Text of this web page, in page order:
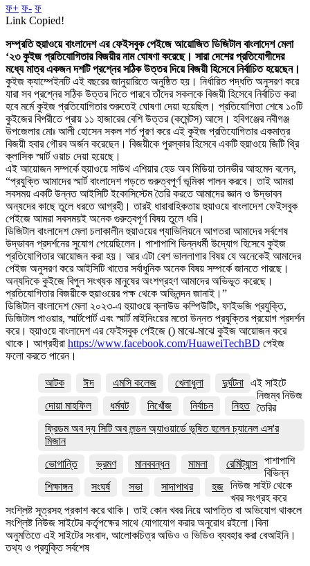
ফ+ ফ- ফ
Link Copied!
সম্প্রতি হুয়াওয়ে বাংলাদেশ এর ফেইসবুক পেইজে আয়োজিত ডিজিটাল বাংলাদেশ মেলা
‘২৩ কুইজ প্রতিযোগিতার বিজয়ীর নাম ঘোষণা করেছে। সারা দেশের প্রতিযোগীদের
মধ্যে মাত্র একজন দশটি প্রশ্নের সঠিক উত্তর দিয়ে বিজয়ী হিসেবে নির্বাচিত হয়েছেন।
কুইজ ক্যাম্পেইনটি এই বছরের জানুয়ারিতে অনুষ্ঠিত হয়। নির্ধারিত পদ্ধতি অনুসরণ করে
যারা সব প্রশ্নের সঠিক উত্তর দিতে পারবে তাঁদের সকলকে বিজয়ী হিসেবে নির্বাচিত করা
হবে মর্মে কুইজ প্রতিযোগিতার শুরুতেই ঘোষণা দেয়া হয়েছিল। প্রতিযোগিতা শেষে ১০টি
কুইজের বিপরীতে প্রায় ১১ হাজারের বেশি উত্তর (কমেন্টস) আসে। হবিগঞ্জের নবীগঞ্জ
উপজেলার মোঃ আলী হোসেন সকল শর্ত পূরণ করে এই কুইজ প্রতিযোগিতার একমাত্র
বিজয়ী হবার গৌরব অর্জন করেছেন। বিজয়ীকে পুরস্কার হিসেবে একটি হুয়াওয়ে জিটি থ্রি
ক্লাসিক স্মার্ট ওয়াচ দেয়া হয়েছে।
এই আয়োজন সম্পর্কে হুয়াওয়ে সাউথ এশিয়ার হেড অব মিডিয়া তানভীর আহমেদ বলেন,
“প্রযুক্তি আমাদের স্মার্ট বাংলাদেশ গড়তে গুরুত্বপূর্ণ ভূমিকা পালন করবে। তাই আমরা
সবসময় একটি উন্নত আইসিটি ইকোসিস্টেম তৈরি করতে আমাদের জ্ঞান ও উদ্ভাবন
অন্যদের কাছে তুলে ধরতে আগ্রহী। তারই ধারাবাহিকতায় হুয়াওয়ে বাংলাদেশ ফেইসবুক
পেইজে আমরা সবসময়ই অনেক গুরুত্বপূর্ণ বিষয় তুলে ধরি।
ডিজিটাল বাংলাদেশ মেলা চলাকালীন হুয়াওয়ের প্যাভিলিয়নে আগতরা আমাদের সর্বশেষ
উদ্ভাবন প্রদর্শনের সুযোগ পেয়েছিলেন। পাশাপাশি ভিন্নধর্মী উদ্যোগ হিসেবে কুইজ
প্রতিযোগিতার আয়োজন করা হয়। আর এটা বেশ ভাললাগার বিষয় যে অনেকেই আমাদের
পেইজ অনুসরণ করে আইসিটি খাতের সর্বাধুনিক অনেক বিষয় সম্পর্কে জানতে পারছে।
অন্যদিকে কুইজে বিপুল সংখ্যক মানুষের অংশগ্রহণ আমাদের অভিভূত করেছে।
প্রতিযোগিতার বিজয়ীকে হুয়াওয়ের পক্ষ থেকে অভিনন্দন জানাই।”
ডিজিটাল বাংলাদেশ মেলা ২০২৩-এ হুয়াওয়ে ক্লাউড কম্পিউটিং, ফাইভজি প্রযুক্তি,
ডিজিটাল পাওয়ার, স্মার্টপোর্ট এবং স্মার্ট মাইনিংয়ের মতো উন্নত প্রযুক্তির প্রয়োগ প্রদর্শন
করে। হুয়াওয়ে বাংলাদেশ এর ফেইসবুক পেইজে () মাঝে-মাঝে কুইজ আয়োজন করে
থাকে। আগ্রহীরা https://www.facebook.com/HuaweiTechBD পেইজ
ফলো করতে পারেন।
আটক ঈদ এমসি কলেজ খেলাধুলা
দুর্ঘটনা
দোয়া মাহফিল
ধর্মঘট নিখোঁজ নির্বাচন
নিহত
ফ্রিডম অব দ্য সিটি অব লন্ডন অ্যাওয়ার্ডে ভূষিত হলেন চ্যানেল এস'র
মিজান
ভোগান্তি
ভ্রমণ মানববন্ধন মামলা
রেমিট্যান্স
শিক্ষাঙ্গন
সংঘর্ষ সভা সাদাপাথর হজ
এই সাইটে
নিজম্ব নিউজ
তৈরির
পাশাপাশি
বিভিন্ন
নিউজ সাইট থেকে
খবর সংগ্রহ করে
সংশ্লিষ্ট সূত্রসহ প্রকাশ করে থাকি। তাই কোন খবর নিয়ে আপত্তি বা অভিযোগ থাকলে
সংশ্লিষ্ট নিউজ সাইটের কর্তৃপক্ষের সাথে যোগাযোগ করার অনুরোধ রইলো।বিনা
অনুমতিতে এই সাইটের সংবাদ, আলোকচিত্র অডিও ও ভিডিও ব্যবহার করা বেআইনি।
তথ্য ও প্রযুক্তি সর্বশেষ